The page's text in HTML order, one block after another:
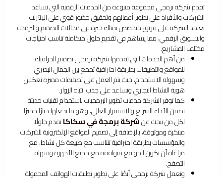
تقدم شركة برمجي مجموعة متنوعة من الخدمات الرقمية التي تساعد
الشركات والأفراد على تطوير أعمالهم وتحقيق حضور قوي على الإنترنت
تعتمد الشركة على فريق متخصص يمتلك خبرة في مجالات التصميم والبرمجة
والتسويق الرقمي، مما يساهم في تقديم حلول متكاملة تناسب احتياجات
مختلف المشاريع.
من أهم الخدمات التي تقدمها شركة برمجي تصميم الجرافيك
للمواقع والتطبيقات بطريقة احترافية تجمع بين الجمال البصري
وسهولة الاستخدام، حيث يتم العمل على تصميمات مميزة تعكس
هوية النشاط التجاري وتساعد على جذب انتباه الزوار.
كما توفر الشركة خدمات تطوير البرمجيات باستخدام تقنيات حديثة
تضمن الأداء السريع والاستقرار العالي، وهو ما يجعلها خيارًا مميزًا
لكل من يبحث عنشركة برمجة في سكاكاتقدم حلولًا
مبتكرة وموثوقة، بالإضافة إلى تصميم المواقع الإلكترونية للشركات
والمؤسسات بطريقة احترافية تتناسب مع طبيعة كل نشاط، مع
مراعاة أن تكون المواقع متوافقة مع جميع الأجهزة وسهلة
التصفح.
وتعمل شركة برمجي أيضًا على تطوير تطبيقات الهواتف المحمولة